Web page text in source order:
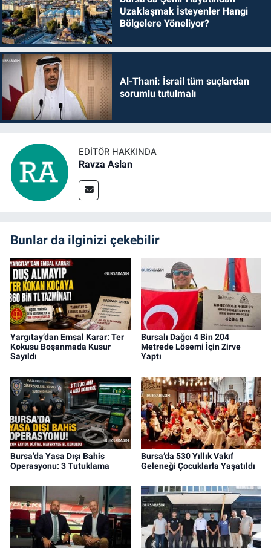
Uzaklaşmak İsteyenler Hangi
Bölgelere Yöneliyor?
Al-Thani: İsrail tüm suçlardan
sorumlu tutulmalı
EDITÖR HAKKINDA
Ravza Aslan
Bunlar da ilginizi çekebilir
Yargıtay’dan Emsal Karar: Ter
Kokusu Boşanmada Kusur
Sayıldı
Bursalı Dağcı 4 Bin 204
Metrede Lösemi İçin Zirve
Yaptı
Bursa’da Yasa Dışı Bahis
Operasyonu: 3 Tutuklama
Bursa’da 530 Yıllık Vakıf
Geleneği Çocuklarla Yaşatıldı